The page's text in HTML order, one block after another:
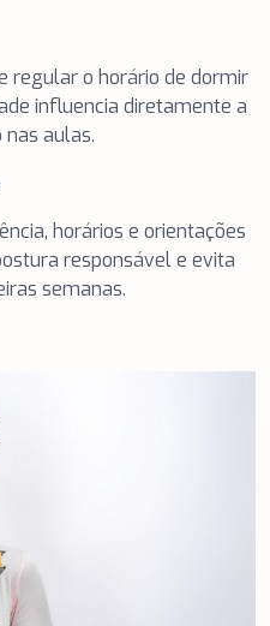
regular o horário de dormir
influencia diretamente a
aulas.
horários e orientações
responsável e evita
semanas.